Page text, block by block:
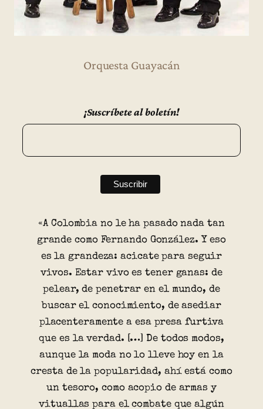
Orquesta Guayacán
¡Suscríbete al boletín!
«A Colombia no le ha pasado nada tan
grande como Fernando González. Y eso
es la grandeza: acicate para seguir
vivos. Estar vivo es tener ganas: de
pelear, de penetrar en el mundo, de
buscar el conocimiento, de asediar
placenteramente a esa presa furtiva
que es la verdad. […] De todos modos,
aunque la moda no lo lleve hoy en la
cresta de la popularidad, ahí está como
un tesoro, como acopio de armas y
vituallas para el combate que algún